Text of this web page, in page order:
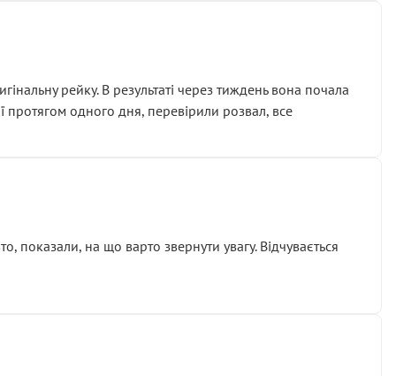
рейку. В результаті через тиждень вона почала
протягом одного дня, перевірили розвал, все
на що варто звернути увагу. Відчувається